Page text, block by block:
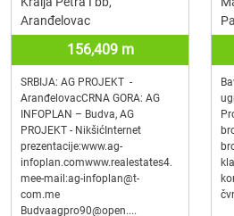
Aranđelovac
156,409 m
SRBIJA: AG PROJEKT -
AranđelovacCRNA GORA: AG
INFOPLAN – Budva, AG
PROJEKT - NikšićInternet
prezentacije:www.ag-
infoplan.comwww.realestates4.
mee-mail:ag-infoplan@t-
com.me
Budvaagpro90@open....